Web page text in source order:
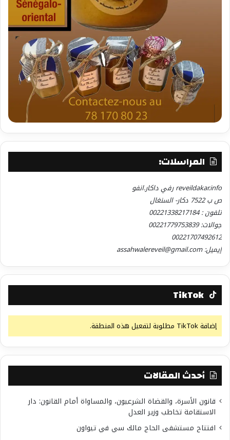
المراسلات:
reveildakar.info رفي داكار.انفو
ص ب 7522 دكار- السنغال
تلفون : 00221338217184
جوالات: 00221779753839
00221707492612
إيميل: assahwalereveil@gmail.com
TikTok
إضافة TikTok مطلوبة لتفعيل هذه المنطقة.
أحدث المقالات
قانون الأسرة، والقضاة الشرعيون، والمساواة أمام القانون: دار
الاستقامة تخاطب وزير العدل
افتتاح مستشفى الحاج مالك سي في تيواون